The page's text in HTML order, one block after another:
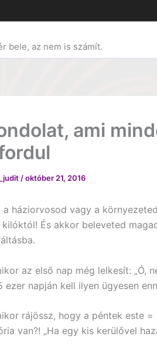
bele, az nem is számít.
ami
/október 21, 2016
a háziorvosod vagy a
És akkor beleveted
az első nap még lelkesít: „Ó,
ezer napján kell ilyen ügyesen
rájössz, hogy a péntek este
van?! „Ha egy kis kerülővel